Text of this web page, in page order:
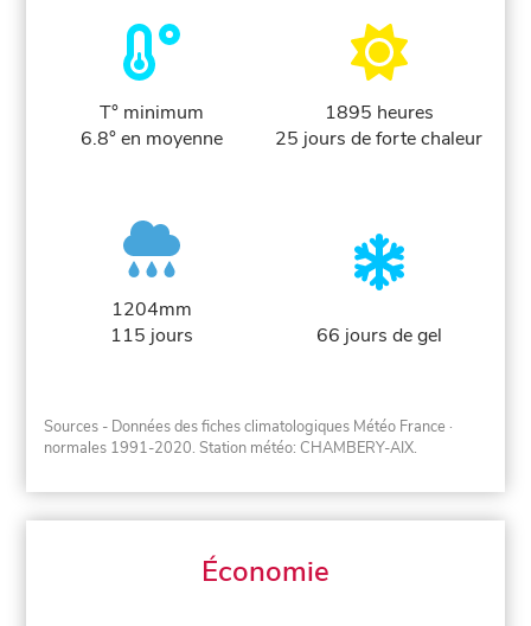
T° minimum
6.8° en moyenne
1895 heures
25 jours de forte chaleur
1204mm
115 jours
66 jours de gel
Sources - Données des fiches climatologiques Météo France ·
normales 1991-2020. Station météo: CHAMBERY-AIX.
Économie